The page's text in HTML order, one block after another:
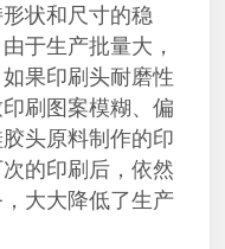
状和尺寸的稳
于生产批量大，
果印刷头耐磨性
刷图案模糊、偏
头原料制作的印
的印刷后，依然
大大降低了生产